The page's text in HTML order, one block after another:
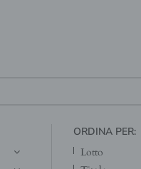
ORDINA PER:
lotto